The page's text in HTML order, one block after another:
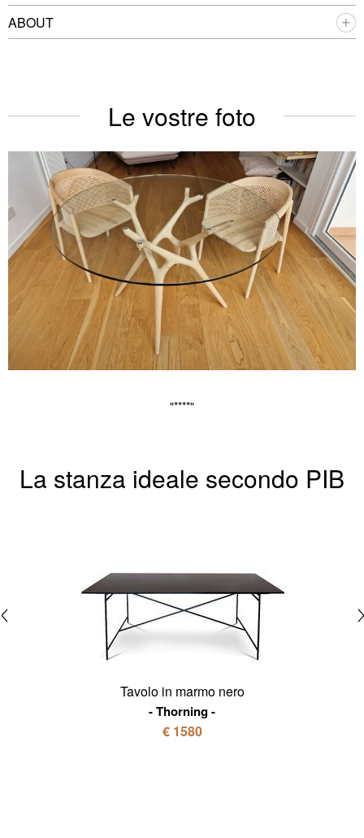
ABOUT
Le vostre foto
"****"
La stanza ideale secondo PIB
Tavolo in marmo nero
Thorning
€ 1580